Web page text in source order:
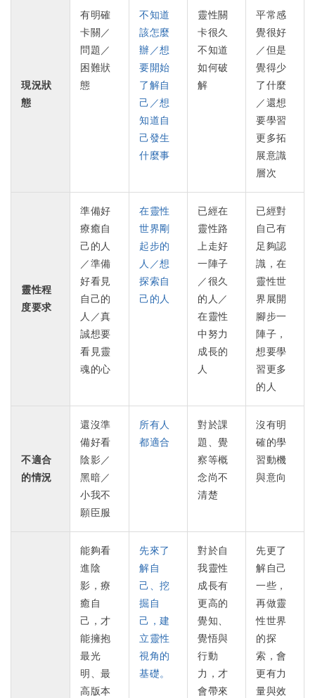
現況狀
態
有明確
卡關／
問題／
困難狀
態
不知道
該怎麼
辦／想
要開始
了解自
己／想
知道自
己發生
什麼事
靈性關
卡很久
不知道
如何破
解
平常感
覺很好
／但是
覺得少
了什麼
／還想
要學習
更多拓
展意識
層次
靈性程
度要求
準備好
療癒自
己的人
／準備
好看見
自己的
人／真
誠想要
看見靈
魂的心
在靈性
世界剛
起步的
人／想
探索自
己的人
已經在
靈性路
上走好
一陣子
／很久
的人／
在靈性
中努力
成長的
人
已經對
自己有
足夠認
識，在
靈性世
界展開
腳步一
陣子，
想要學
習更多
的人
不適合
的情況
還沒準
備好看
陰影／
黑暗／
小我不
願臣服
所有人
都適合
對於課
題、覺
察等概
念尚不
清楚
沒有明
確的學
習動機
與意向
能夠看
進陰
影，療
癒自
己，才
能擁抱
最光
明、最
高版本
先來了
解自
己、挖
掘自
己，建
立靈性
視角的
基礎。
對於自
我靈性
成長有
更高的
覺知、
覺悟與
行動
力，才
會帶來
先更了
解自己
一些，
再做靈
性世界
的探
索，會
更有力
量與效